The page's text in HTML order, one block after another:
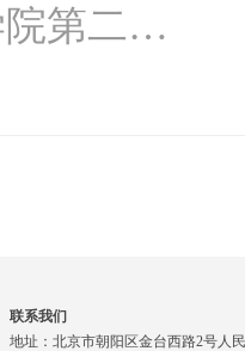
院第二…
联系我们
地址：北京市朝阳区金台西路2号人